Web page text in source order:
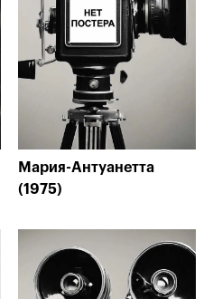
Мария-Антуанетта
(1975)